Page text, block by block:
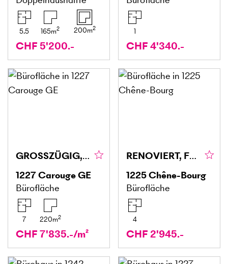
5.5 165m2 200m2
CHF 5'200.-
1
CHF 4'340.-
GROSSZÜGIG, CHARMANT & INSPIRIEREND
1227Carouge GE
Bürofläche
7 220m2
CHF 7'835.-/m²
RENOVIERT, FUNKTIONAL & LICHTDURCHFLUTET
1225Chêne-Bourg
Bürofläche
4
CHF 2'945.-